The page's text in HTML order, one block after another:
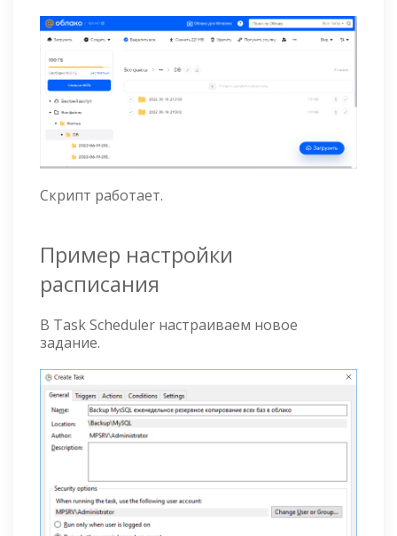
Скрипт работает.
Пример настройки
расписания
В Task Scheduler настраиваем новое
задание.